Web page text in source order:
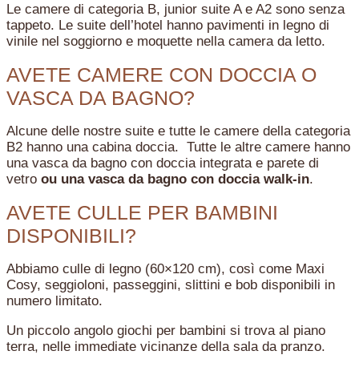
Le camere di categoria B, junior suite A e A2 sono senza
tappeto. Le suite dell’hotel hanno pavimenti in legno di
vinile nel soggiorno e moquette nella camera da letto.
AVETE CAMERE CON DOCCIA O
VASCA DA BAGNO?
Alcune delle nostre suite e tutte le camere della categoria
B2 hanno una cabina doccia. Tutte le altre camere hanno
una vasca da bagno con doccia integrata e parete di
vetro ou una vasca da bagno con doccia walk-in.
AVETE CULLE PER BAMBINI
DISPONIBILI?
Abbiamo culle di legno (60×120 cm), così come Maxi
Cosy, seggioloni, passeggini, slittini e bob disponibili in
numero limitato.
Un piccolo angolo giochi per bambini si trova al piano
terra, nelle immediate vicinanze della sala da pranzo.